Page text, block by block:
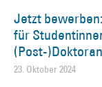
Jetzt
für
(Post-
23. Oktober 2024